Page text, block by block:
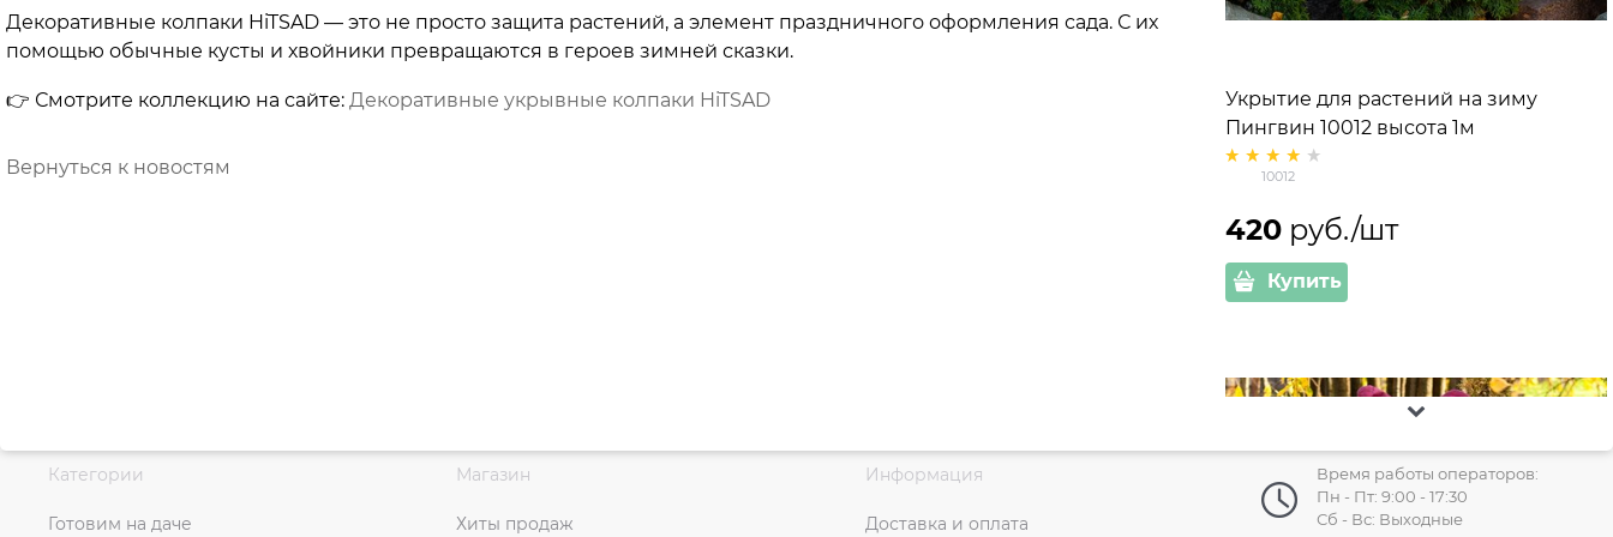
Декоративные колпаки HiTSAD — это не просто защита растений, а элемент праздничного оформления сада. С их
помощью обычные кусты и хвойники превращаются в героев зимней сказки.
👉 Смотрите коллекцию на сайте: Декоративные укрывные колпаки HiTSAD
Вернуться к новостям
Укрытие для растений на зиму
Пингвин 10012 высота 1м
10012
420 руб./шт
Купить
Категории
Готовим на даче
Магазин
Хиты продаж
Информация
Доставка и оплата
Время работы операторов:
Пн - Пт: 9:00 - 17:30
Сб - Вс: Выходные